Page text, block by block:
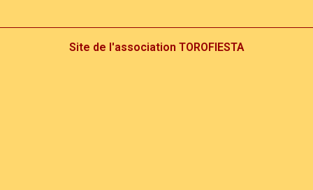
Site de l'association TOROFIESTA